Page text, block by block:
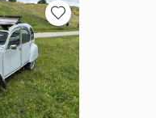
Bewaren
in
Mijn
Favorieten